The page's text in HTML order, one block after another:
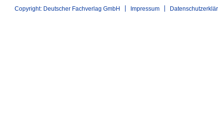
Copyright: Deutscher Fachverlag GmbH Impressum